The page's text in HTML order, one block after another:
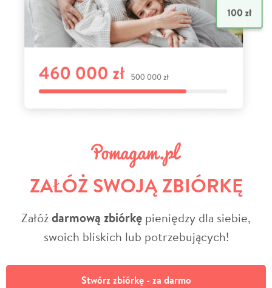
ZAŁÓŻ SWOJĄ ZBIÓRKĘ
Załóżdarmową zbiórkę pieniędzy dla siebie,
swoich bliskich lub potrzebujących!
Stwórz zbiórkę - za darmo